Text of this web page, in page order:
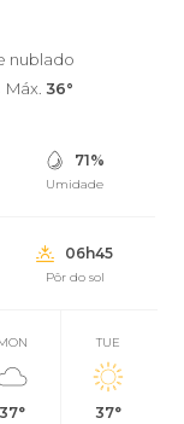
nublado
Máx. 36°
71%
Umidade
06h45
Pôr do sol
37°
TUE
37°